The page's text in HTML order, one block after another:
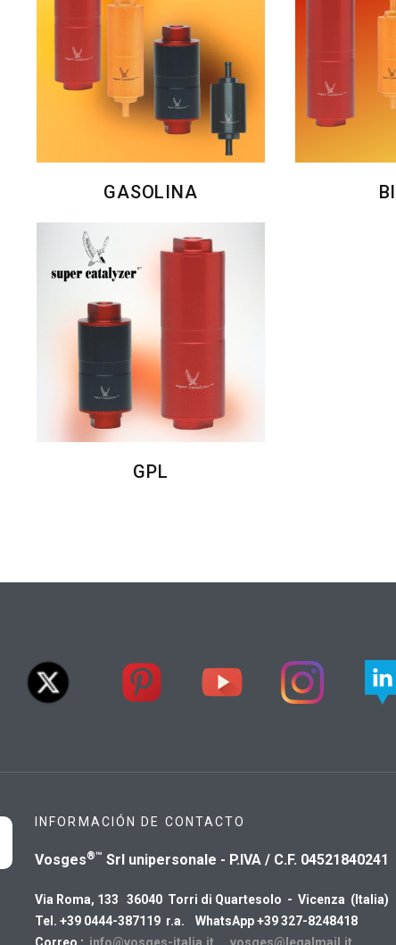
GASOLINA
GPL
INFORMACIÓN DE CONTACTO
Vosges®™ Srl unipersonale - P.IVA / C.F. 04521840241
Via Roma, 133 36040 Torri di Quartesolo - Vicenza (Italia)
Tel. +39 0444-387119 r.a. WhatsApp +39 327-8248418
Correo : info@vosges-italia.it vosges@legalmail.it